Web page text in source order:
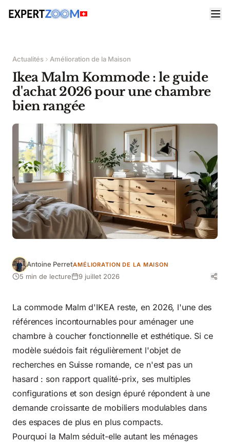
Actualités Amélioration de la Maison
Ikea Malm Kommode : le guide
d'achat 2026 pour une chambre
bien rangée
Antoine PerretAMÉLIORATION DE LA MAISON
5 min de lecture 9 juillet 2026
La commode Malm d'IKEA reste, en 2026, l'une des
références incontournables pour aménager une
chambre à coucher fonctionnelle et esthétique. Si ce
modèle suédois fait régulièrement l'objet de
recherches en Suisse romande, ce n'est pas un
hasard : son rapport qualité-prix, ses multiples
configurations et son design épuré répondent à une
demande croissante de mobiliers modulables dans
des espaces de plus en plus compacts.
Pourquoi la Malm séduit-elle autant les ménages